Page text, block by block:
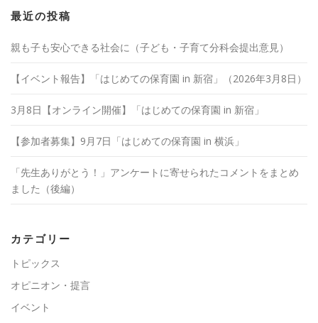
最近の投稿
親も子も安心できる社会に（子ども・子育て分科会提出意見）
【イベント報告】「はじめての保育園 in 新宿」（2026年3月8日）
3月8日【オンライン開催】「はじめての保育園 in 新宿」
【参加者募集】9月7日「はじめての保育園 in 横浜」
「先生ありがとう！」アンケートに寄せられたコメントをまとめ
ました（後編）
カテゴリー
トピックス
オピニオン・提言
イベント